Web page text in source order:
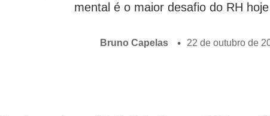
mental é o maior desafio do RH
Bruno Capelas 22 de outubro de